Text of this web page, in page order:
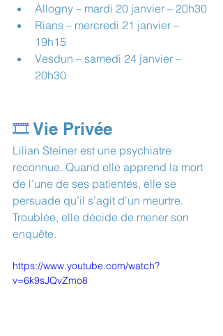
Allogny – mardi 20 janvier – 20h30
Rians – mercredi 21 janvier –
19h15
Vesdun – samedi 24 janvier –
20h30
🎞️ Vie Privée
Lilian Steiner est une psychiatre
reconnue. Quand elle apprend la mort
de l’une de ses patientes, elle se
persuade qu’il s’agit d’un meurtre.
Troublée, elle décide de mener son
enquête.
https://www.youtube.com/watch?
v=6k9sJQvZmo8